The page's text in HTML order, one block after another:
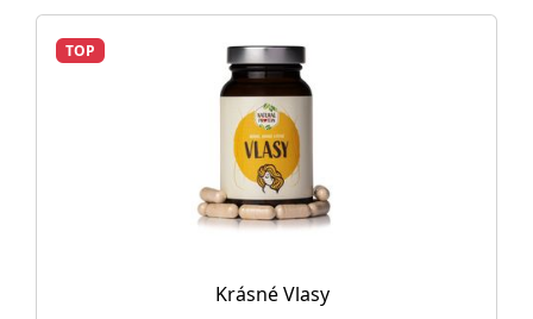
TOP
Krásné Vlasy